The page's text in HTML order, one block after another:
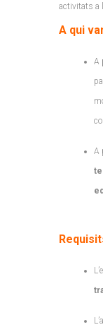
activitats a
A qui
A
A